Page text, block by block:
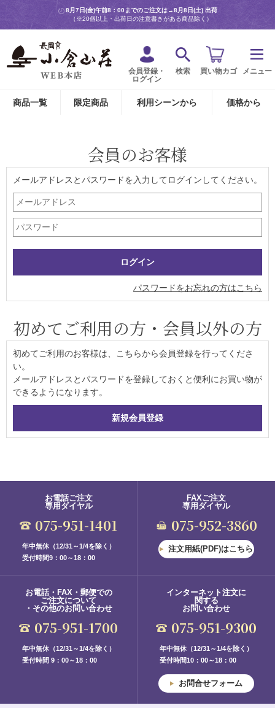
8月7日(金)午前8：00までのご注文は→8月8日(土) 出荷
（※20個以上・出荷日の注意書きがある商品除く）
会員登録・
ログイン
検索 買い物カゴ メニュー
商品一覧 限定商品 利用シーンから 価格から
会員のお客様
メールアドレスとパスワードを入力してログインしてください。
パスワードをお忘れの方はこちら
初めてご利用の方・会員以外の方
初めてご利用のお客様は、こちらから会員登録を行ってくださ
い。
メールアドレスとパスワードを登録しておくと便利にお買い物が
できるようになります。
お電話ご注文
専用ダイヤル
075-951-1401
年中無休（12/31～1/4を除く）
受付時間9：00～18：00
FAXご注文
専用ダイヤル
075-952-3860
注文用紙(PDF)はこちら
お電話・FAX・郵便での
ご注文について
・その他のお問い合わせ
075-951-1700
年中無休（12/31～1/4を除く）
受付時間 9：00～18：00
インターネット注文に
関する
お問い合わせ
075-951-9300
年中無休（12/31～1/4を除く）
受付時間10：00～18：00
お問合せフォーム